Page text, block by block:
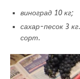
виноград 10 кг;
сахар-песок 3
сорт.